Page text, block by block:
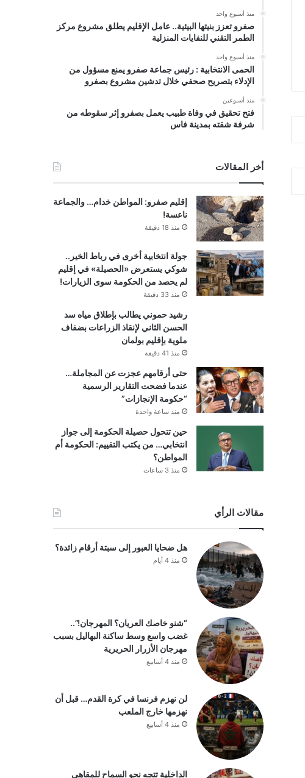
منذ أسبوع واحد
صفرو تعزز بنيتها البيئية.. عامل الإقليم يطلق مشروع مركز
الطمر التقني للنفايات المنزلية
منذ أسبوع واحد
الحمى الانتخابية : رئيس جماعة صفرو يمنع مسؤول من
الإدلاء بتصريح صحفي خلال تدشين مشروع بصفرو
منذ أسبوعين
فتح تحقيق في وفاة طبيب يعمل بصفرو إثر سقوطه من
شرفة شقته بمدينة فاس
أخر المقالات
إقليم صفرو: المواطن خدام… والجماعة
ناعسة!
منذ 18 دقيقة
جولة انتخابية أخرى في رباط الخير..
شوكي يستعرض «الحصيلة» في إقليم
لم يحصد من الحكومة سوى الزيارات!
منذ 33 دقيقة
رشيد حموني يطالب بإطلاق مياه سد
الحسن الثاني لإنقاذ الزراعات بضفاف
ملوية بإقليم بولمان
منذ 41 دقيقة
حتى أرقامهم عجزت عن المجاملة…
عندما فضحت التقارير الرسمية
“حكومة الإنجازات”
منذ ساعة واحدة
حين تتحول حصيلة الحكومة إلى جواز
انتخابي… من يكتب التقييم: الحكومة أم
المواطن؟
منذ 3 ساعات
مقالات الرأي
هل ضحايا العبور إلى سبتة أرقام زائدة؟
منذ 4 أيام
“شنو خاصك العريان؟ المهرجان!”..
غضب واسع وسط ساكنة البهاليل بسبب
مهرجان الأزرار الحريرية
منذ 4 أسابيع
لن نهزم فرنسا في كرة القدم… قبل أن
نهزمها خارج الملعب
منذ 4 أسابيع
الداخلية تتجه نحو السماح للمقاهي